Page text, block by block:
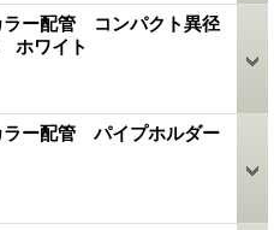
ー配管 コンパクト異径
ワイト
ー配管 パイプホルダー